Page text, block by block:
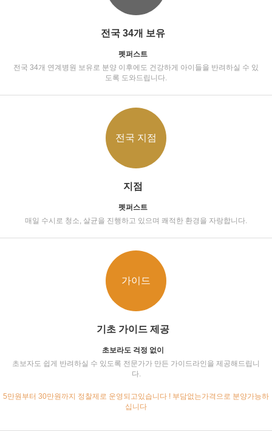
전국 34개 보유
펫퍼스트
전국 34개 연계병원 보유로 분양 이후에도 건강하게 아이들을 반려하실 수 있
도록 도와드립니다.
전국 지점
지점
펫퍼스트
매일 수시로 청소, 살균을 진행하고 있으며 쾌적한 환경을 자랑합니다.
가이드
기초 가이드 제공
초보라도 걱정 없이
초보자도 쉽게 반려하실 수 있도록 전문가가 만든 가이드라인을 제공해드립니
다.
5만원부터 30만원까지 정찰제로 운영되고있습니다 ! 부담없는가격으로 분양가능하
십니다